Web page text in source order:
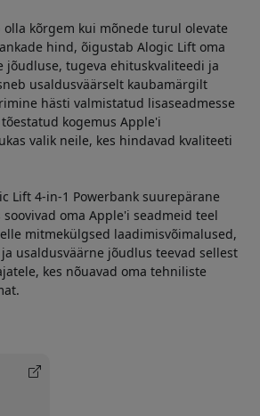
kõrgem kui mõnede turul olevate
hind, õigustab Alogic Lift oma
jõudluse, tugeva ehituskvaliteedi ja
usaldusväärselt kaubamärgilt
hästi valmistatud lisaseadmesse
kogemus Apple'i
valik neile, kes hindavad kvaliteeti
Lift 4-in-1 Powerbank suurepärane
soovivad oma Apple'i seadmeid teel
mitmekülgsed laadimisvõimalused,
usaldusväärne jõudlus teevad sellest
kes nõuavad oma tehniliste